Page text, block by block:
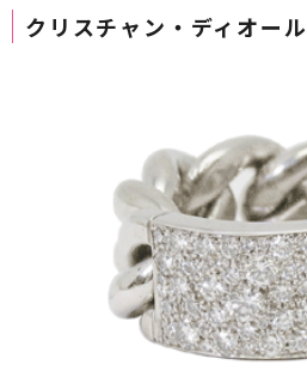
クリスチャン・ディオー